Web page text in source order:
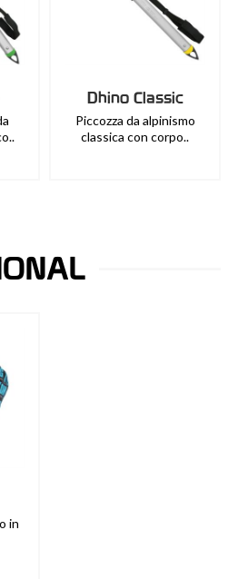
Dhino Classic
Piccozza da alpinismo
classica con corpo..
in